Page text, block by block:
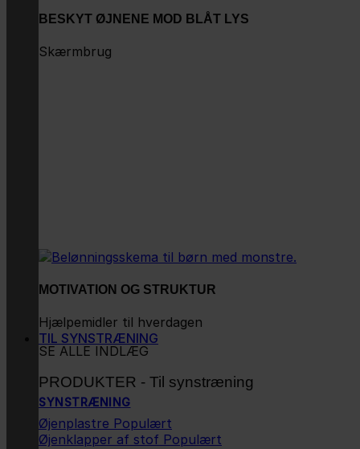
BESKYT ØJNENE MOD BLÅT LYS
Skærmbrug
MOTIVATION OG STRUKTUR
Hjælpemidler til hverdagen
SE ALLE INDLÆG
TIL SYNSTRÆNING
PRODUKTER - Til synstræning
SYNSTRÆNING
Øjenplastre
Øjenklapper af stof